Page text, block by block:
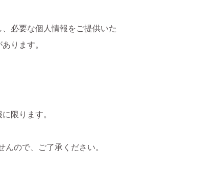
必要な個人情報をご提供いた
ります。
限ります。
ので、ご了承ください。